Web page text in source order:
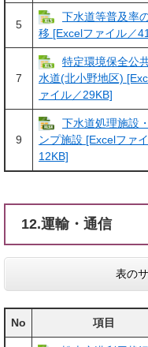
5
下水道等普及率
移 [Excelファイル／
7
特定環境保全公
水道(北小野地区)
ァイル／29KB]
9
下水道処理施設
ンプ施設 [Excelファ
12KB]
12.運輸・通信
表の
No
項目